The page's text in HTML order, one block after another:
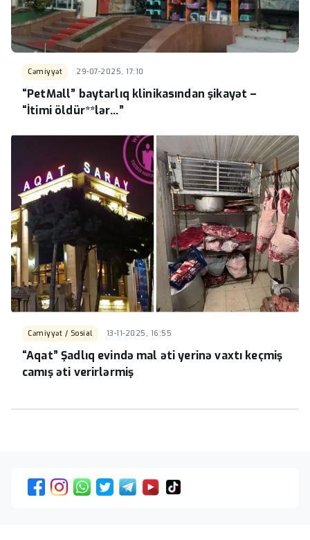
Cəmiyyət 29-07-2025, 17:10
“PetMall” baytarlıq klinikasından şikayət –
“İtimi öldür**lər…”
Cəmiyyət / Sosial 13-11-2025, 16:55
“Aqat” Şadlıq evində mal əti yerinə vaxtı keçmiş
camış əti verirlərmiş